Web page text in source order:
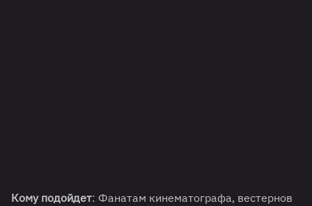
Кому подойдет: Фанатам кинематографа, вестернов